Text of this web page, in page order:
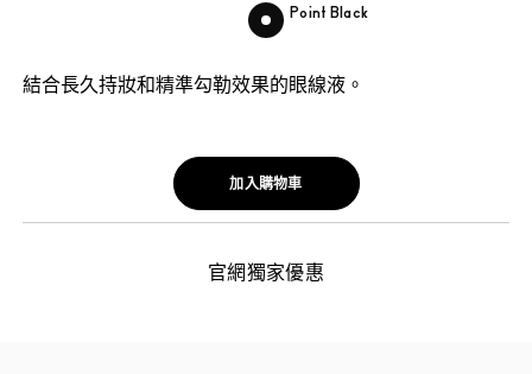
結合長久持妝和精準勾勒效果的眼線液。
Point Black
加入購物車
官網獨家優惠